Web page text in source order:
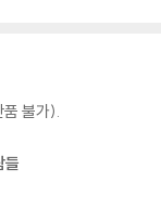
불가).
들